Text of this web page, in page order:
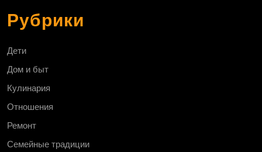
Рубрики
Дети
Дом и быт
Кулинария
Отношения
Ремонт
Семейные традиции